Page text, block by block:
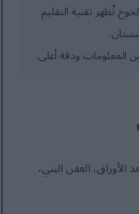
تُظهر تقنية التقليم
المعلومات ودقة أعلى.
العفن البني،